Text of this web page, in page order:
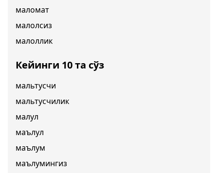
маломат
малолсиз
малоллик
Кейинги 10 та сўз
мальтусчи
мальтусчилик
малул
маълул
маълум
маълумингиз